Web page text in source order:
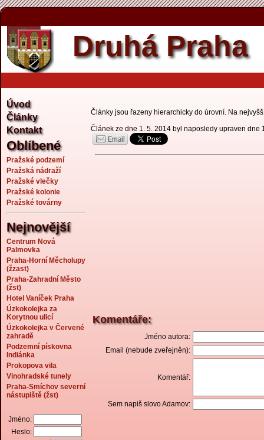
Druhá Praha
Úvod
Články
Kontakt
Oblíbené
Pražské podzemí
Pražská nádraží
Pražské vlečky
Pražské kolonie
Pražské továrny
Nejnovější
Centrum Nová
Palmovka
Praha-Horní Měcholupy
(žzast)
Praha-Zahradní Město
(žst)
Hotel Vaníček Praha
Úzkokolejka za
Korytnou ulicí
Úzkokolejka v Červené
zahradě
Podzemní pískovna
Indiánka
Prokopova vila
Vinohradské tunely
Praha-Smíchov severní
nástupiště (žst)
Jméno:
Heslo:
Články jsou řazeny hierarchicky do úrovní. Na
Článek ze dne 1. 5. 2014 byl naposledy upraven
Komentáře:
Jméno autora:
Email (nebude zveřejněn):
Komentář:
Sem napiš slovo Adamov: